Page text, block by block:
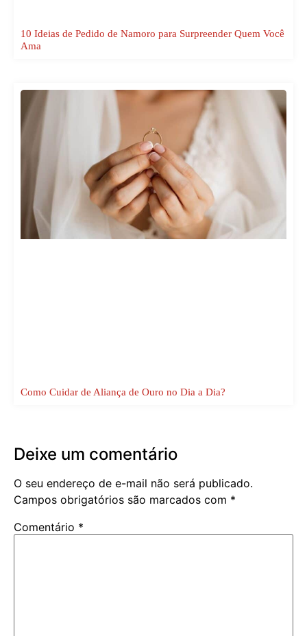
10 Ideias de Pedido de Namoro para Surpreender Quem Você
Ama
Como Cuidar de Aliança de Ouro no Dia a Dia?
Deixe um comentário
O seu endereço de e-mail não será publicado.
Campos obrigatórios são marcados com *
Comentário *